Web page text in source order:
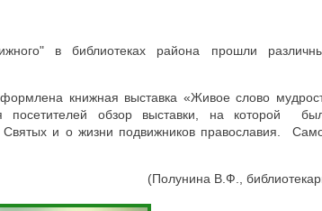
в библиотеках района прошли
книжная выставка «Живое слово
посетителей обзор выставки, на которой
Святых и о жизни подвижников православия.
(Полунина В.Ф.,